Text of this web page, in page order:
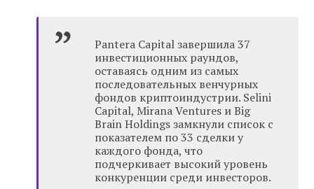
Pantera Capital завершила 37
инвестиционных раундов,
оставаясь одним из самых
последовательных венчурных
фондов криптоиндустрии. Selini
Capital, Mirana Ventures и Big
Brain Holdings замкнули список с
показателем по 33 сделки у
каждого фонда, что
подчеркивает высокий уровень
конкуренции среди инвесторов.